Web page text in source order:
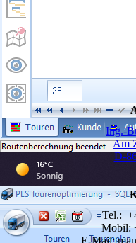
Ing.-
Am
D-
Tel.:
Mobil:
E-Mail: